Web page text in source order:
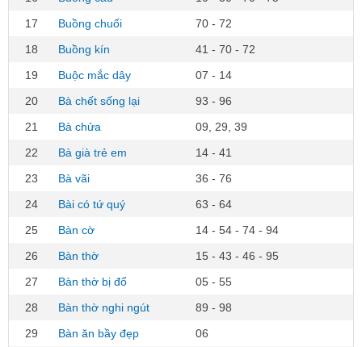
17
Buồng chuối
70 - 72
18
Buồng kín
41 - 70 - 72
19
Buộc mắc dây
07 - 14
20
Bà chết sống lại
93 - 96
21
Bà chửa
09, 29, 39
22
Bà già trẻ em
14 - 41
23
Bà vãi
36 - 76
24
Bài có tứ quý
63 - 64
25
Bàn cờ
14 - 54 - 74 - 94
26
Bàn thờ
15 - 43 - 46 - 95
27
Bàn thờ bị đổ
05 - 55
28
Bàn thờ nghi ngút
89 - 98
29
Bàn ăn bầy đẹp
06